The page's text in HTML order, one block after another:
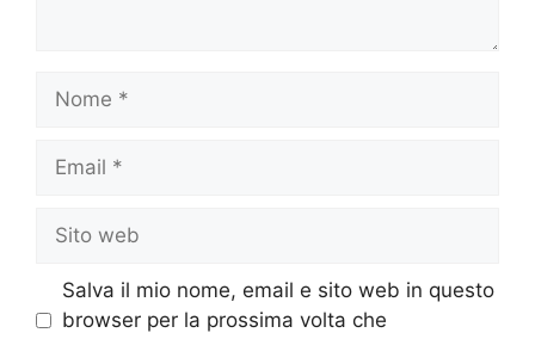
web
Salva il mio nome, email e sito web in questo
browser per la prossima volta che